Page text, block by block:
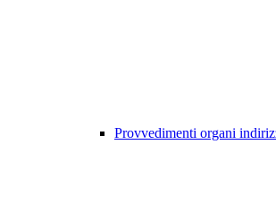
Provvedimenti organi